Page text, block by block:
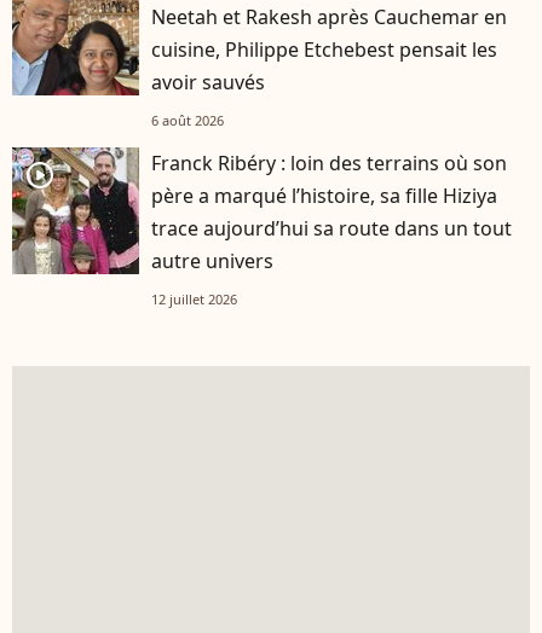
Neetah et Rakesh après Cauchemar en
cuisine, Philippe Etchebest pensait les
avoir sauvés
6 août 2026
player2
Franck Ribéry : loin des terrains où son
père a marqué l’histoire, sa fille Hiziya
trace aujourd’hui sa route dans un tout
autre univers
12 juillet 2026